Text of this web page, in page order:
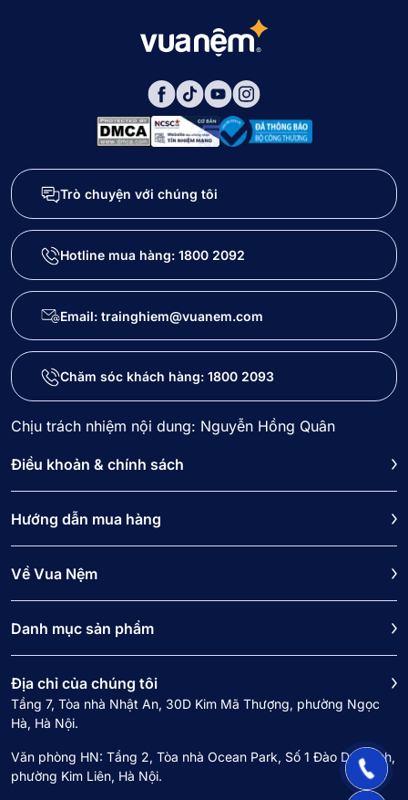
Trò chuyện với chúng tôi
Hotline mua hàng: 1800 2092
Email: trainghiem@vuanem.com
Chăm sóc khách hàng: 1800 2093
Chịu trách nhiệm nội dung: Nguyễn Hồng Quân
Điều khoản & chính sách
Hướng dẫn mua hàng
Về Vua Nệm
Danh mục sản phẩm
Địa chỉ của chúng tôi
Tầng 7, Tòa nhà Nhật An, 30D Kim Mã Thượng, phường Ngọc
Hà, Hà Nội.
Văn phòng HN: Tầng 2, Tòa nhà Ocean Park, Số 1 Đào Duy Anh,
phường Kim Liên, Hà Nội.